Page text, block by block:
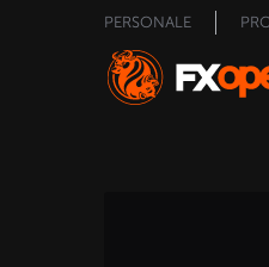
PERSONALE